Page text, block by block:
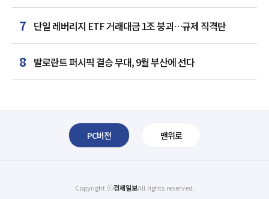
급락
7 단일 레버리지 ETF 거래대금 1조 붕괴…규제 직격탄
8 발로란트 퍼시픽 결승 무대, 9월 부산에 선다
PC버전 맨위로
Copyright ⓒ경제일보All rights reserved.